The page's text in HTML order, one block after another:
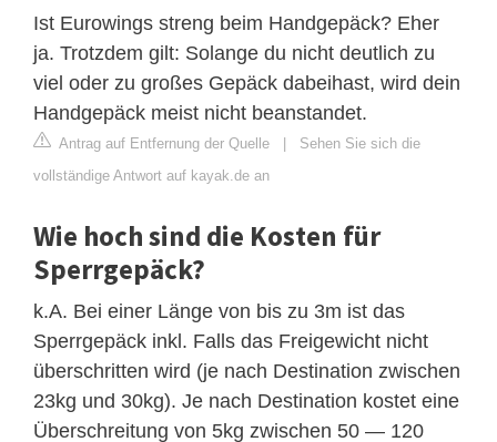
Ist Eurowings streng beim Handgepäck? Eher
ja. Trotzdem gilt: Solange du nicht deutlich zu
viel oder zu großes Gepäck dabeihast, wird dein
Handgepäck meist nicht beanstandet.
Antrag auf Entfernung der Quelle | Sehen Sie sich die
vollständige Antwort auf kayak.de an
Wie hoch sind die Kosten für
Sperrgepäck?
k.A. Bei einer Länge von bis zu 3m ist das
Sperrgepäck inkl. Falls das Freigewicht nicht
überschritten wird (je nach Destination zwischen
23kg und 30kg). Je nach Destination kostet eine
Überschreitung von 5kg zwischen 50 — 120